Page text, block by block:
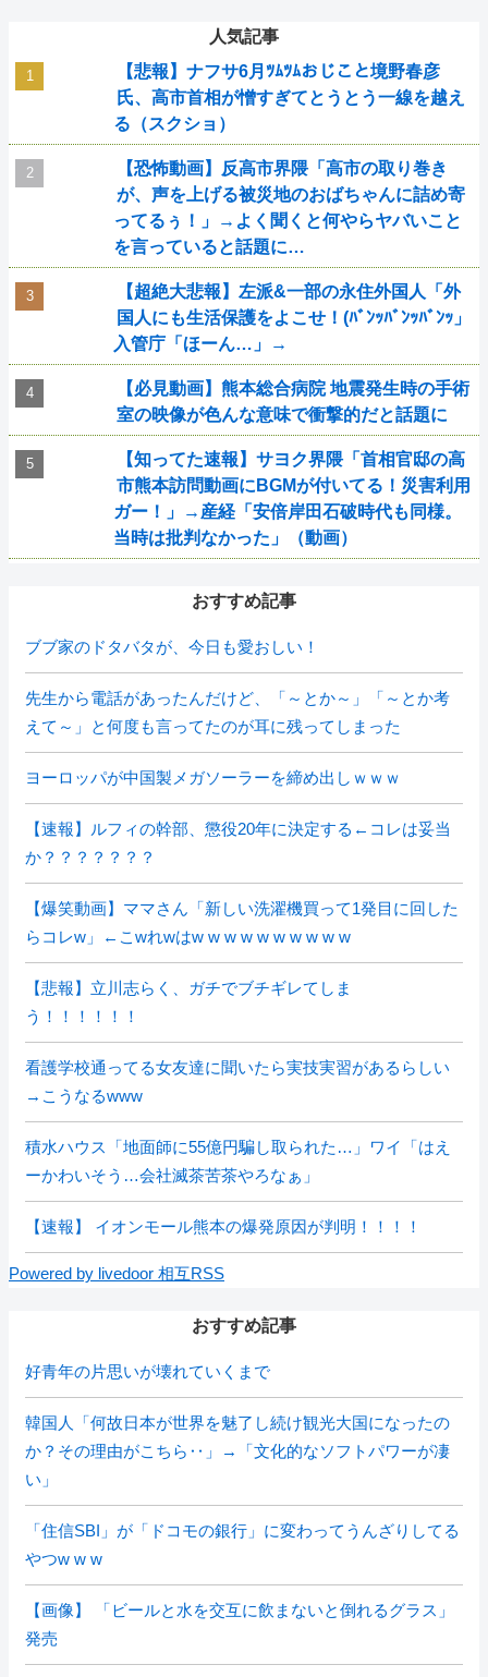
人気記事
【悲報】ナフサ6月ﾂﾑﾂﾑおじこと境野春彦
氏、高市首相が憎すぎてとうとう一線を越え
る（スクショ）
【恐怖動画】反高市界隈「高市の取り巻き
が、声を上げる被災地のおばちゃんに詰め寄
ってるぅ！」→よく聞くと何やらヤバいこと
を言っていると話題に…
【超絶大悲報】左派&一部の永住外国人「外
国人にも生活保護をよこせ！(ﾊﾞﾝｯﾊﾞﾝｯﾊﾞﾝｯ」
入管庁「ほーん…」→
【必見動画】熊本総合病院 地震発生時の手術
室の映像が色んな意味で衝撃的だと話題に
【知ってた速報】サヨク界隈「首相官邸の高
市熊本訪問動画にBGMが付いてる！災害利用
ガー！」→産経「安倍岸田石破時代も同様。
当時は批判なかった」（動画）
おすすめ記事
ブブ家のドタバタが、今日も愛おしい！
先生から電話があったんだけど、「～とか～」「～とか考
えて～」と何度も言ってたのが耳に残ってしまった
ヨーロッパが中国製メガソーラーを締め出しｗｗｗ
【速報】ルフィの幹部、懲役20年に決定する←コレは妥当
か？？？？？？？
【爆笑動画】ママさん「新しい洗濯機買って1発目に回した
らコレw」←こwれwはw w w w w w w w w w
【悲報】立川志らく、ガチでブチギレてしま
う！！！！！！
看護学校通ってる女友達に聞いたら実技実習があるらしい
→こうなるwww
積水ハウス「地面師に55億円騙し取られた…」ワイ「はえ
ーかわいそう…会社滅茶苦茶やろなぁ」
【速報】 イオンモール熊本の爆発原因が判明！！！！
Powered by livedoor 相互RSS
おすすめ記事
好青年の片思いが壊れていくまで
韓国人「何故日本が世界を魅了し続け観光大国になったの
か？その理由がこちら‥」→「文化的なソフトパワーが凄
い」
「住信SBI」が「ドコモの銀行」に変わってうんざりしてる
やつw w w
【画像】 「ビールと水を交互に飲まないと倒れるグラス」
発売